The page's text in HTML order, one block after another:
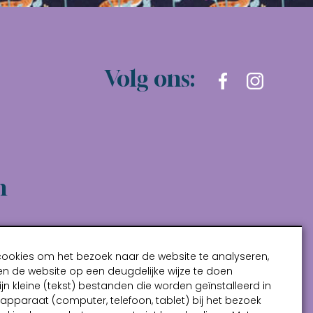
Volg ons:
om het bezoek naar de website te analyseren,
de website op een deugdelijke wijze te doen
kleine (tekst) bestanden die worden geïnstalleerd in
(computer, telefoon, tablet) bij het bezoek